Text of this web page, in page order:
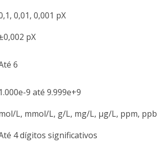
0,01, 0,001 pX
pX
6
1.000e-9 até 9.999e+9
L, mmol/L, g/L, mg/L, μg/L, ppm, ppb
4 dígitos significativos